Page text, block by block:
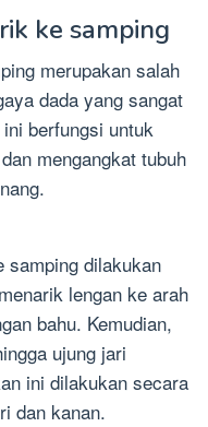
ke samping
merupakan salah
dada yang sangat
berfungsi untuk
mengangkat tubuh
samping dilakukan
lengan ke arah
bahu. Kemudian,
ujung jari
ini dilakukan secara
dan kanan.